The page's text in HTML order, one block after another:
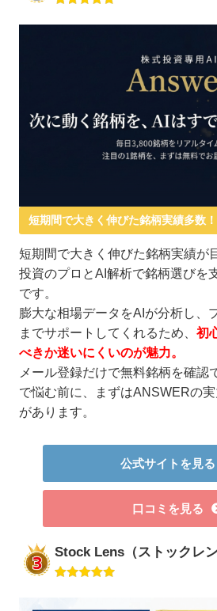
短期間で大きく伸びた銘柄実績多数！
短期間で大きく伸びた銘柄実績が
投資のプロとAI解析で銘柄選びを
です。
膨大な相場データをAIが分析し、
までサポートしてくれるため、初
べきか迷いにくいのが魅力。
メール登録だけで無料銘柄を確認
で悩む前に、まずはANSWERの
があります。
公式サイトを見る
口コミを見る
Stock Lens（ストックレン